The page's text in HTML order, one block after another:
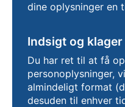
dine oplysninger en
Indsigt og klager
Du har ret til at få
personoplysninger,
almindeligt format
desuden til enhver